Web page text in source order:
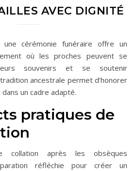
AVEC DIGNITÉ
où les proches peuvent se
souvenirs et se soutenir
ancestrale permet d’honorer
un cadre adapté.
pratiques de
collation après les obsèques
réfléchie pour créer un